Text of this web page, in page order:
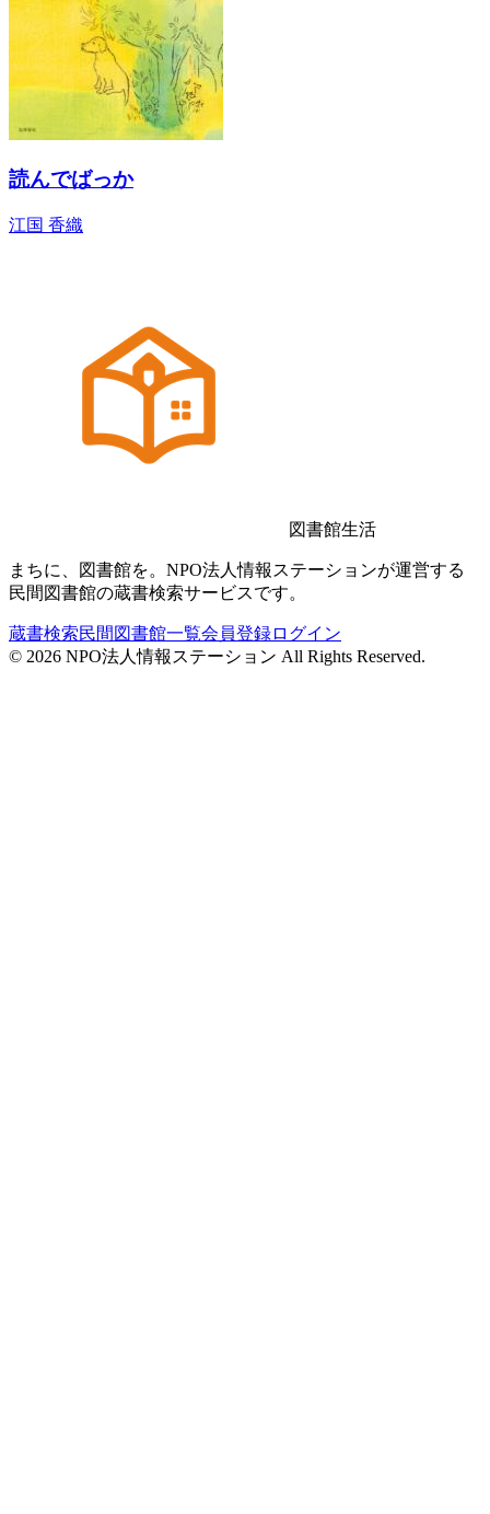
読んでばっか
江国 香織
図書館生活
まちに、図書館を。NPO法人情報ステーションが運営する
民間図書館の蔵書検索サービスです。
蔵書検索民間図書館一覧会員登録ログイン
© 2026 NPO法人情報ステーション All Rights Reserved.